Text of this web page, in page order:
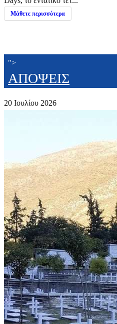
Μάθετε περισσότερα
">
ΑΠΟΨΕΙΣ
20 Ιουλίου 2026